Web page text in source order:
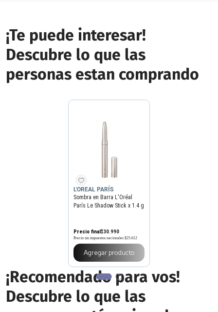
¡Te puede interesar!
Descubre lo que las
personas estan comprando
L'OREAL PARÍS
Sombra en Barra L'Oréal
París Le Shadow Stick x 1.4 g
Precio final$30.990
Precio sin impuestos nacionales $25.612
Agregar producto
¡Recomendado para vos!
Descubre lo que las